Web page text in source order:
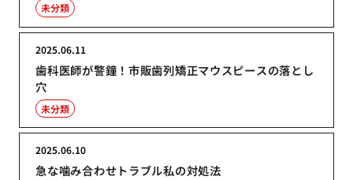
未分類
歯科医師が警鐘！市販歯列矯正マウスピースの落とし
穴
2025.06.11
未分類
急な噛み合わせトラブル私の対処法
2025.06.10